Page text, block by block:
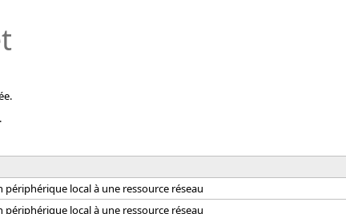
.
local à une ressource réseau
local à une ressource réseau